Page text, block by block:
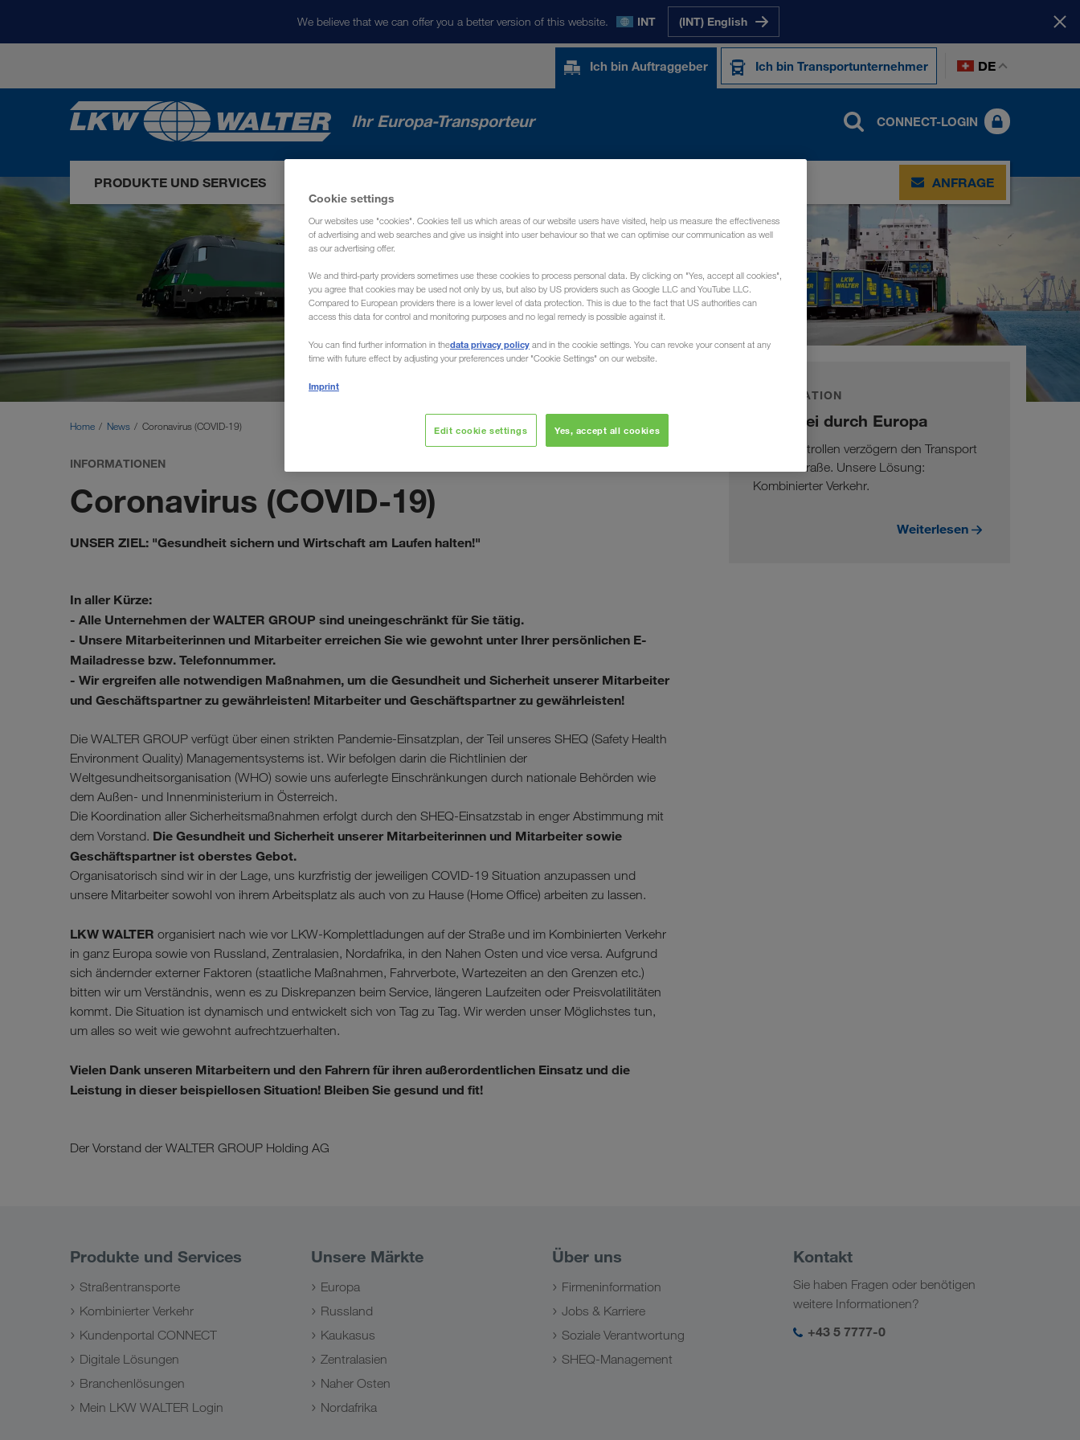
We believe that we can offer you a better version of this website. INT (INT) English
Ich bin Auftraggeber Ich bin Transportunternehmer DE
Ihr Europa-Transporteur CONNECT-LOGIN
PRODUKTE UND SERVICES ANFRAGE
Home News Coronavirus (COVID-19)
INFORMATIONEN
Coronavirus (COVID-19)
UNSER ZIEL: "Gesundheit sichern und Wirtschaft am Laufen halten!"
In aller Kürze:
- Alle Unternehmen der WALTER GROUP sind uneingeschränkt für Sie tätig.
- Unsere Mitarbeiterinnen und Mitarbeiter erreichen Sie wie gewohnt unter Ihrer persönlichen E-
Mailadresse bzw. Telefonnummer.
- Wir ergreifen alle notwendigen Maßnahmen, um die Gesundheit und Sicherheit unserer Mitarbeiter
und Geschäftspartner zu gewährleisten! Mitarbeiter und Geschäftspartner zu gewährleisten!
Die WALTER GROUP verfügt über einen strikten Pandemie-Einsatzplan, der Teil unseres SHEQ (Safety Health
Environment Quality) Managementsystems ist. Wir befolgen darin die Richtlinien der
Weltgesundheitsorganisation (WHO) sowie uns auferlegte Einschränkungen durch nationale Behörden wie
dem Außen- und Innenministerium in Österreich.
Die Koordination aller Sicherheitsmaßnahmen erfolgt durch den SHEQ-Einsatzstab in enger Abstimmung mit
dem Vorstand. Die Gesundheit und Sicherheit unserer Mitarbeiterinnen und Mitarbeiter sowie
Geschäftspartner ist oberstes Gebot.
Organisatorisch sind wir in der Lage, uns kurzfristig der jeweiligen COVID-19 Situation anzupassen und
unsere Mitarbeiter sowohl von ihrem Arbeitsplatz als auch von zu Hause (Home Office) arbeiten zu lassen.
LKW WALTER organisiert nach wie vor LKW-Komplettladungen auf der Straße und im Kombinierten Verkehr
in ganz Europa sowie von Russland, Zentralasien, Nordafrika, in den Nahen Osten und vice versa. Aufgrund
sich ändernder externer Faktoren (staatliche Maßnahmen, Fahrverbote, Wartezeiten an den Grenzen etc.)
bitten wir um Verständnis, wenn es zu Diskrepanzen beim Service, längeren Laufzeiten oder Preisvolatilitäten
kommt. Die Situation ist dynamisch und entwickelt sich von Tag zu Tag. Wir werden unser Möglichstes tun,
um alles so weit wie gewohnt aufrechtzuerhalten.
Vielen Dank unseren Mitarbeitern und den Fahrern für ihren außerordentlichen Einsatz und die
Leistung in dieser beispiellosen Situation! Bleiben Sie gesund und fit!
Der Vorstand der WALTER GROUP Holding AG
INFORMATION
Stau-frei durch Europa
Grenzkontrollen verzögern den Transport
auf der Straße. Unsere Lösung:
Kombinierter Verkehr.
Weiterlesen
Produkte und Services
Straßentransporte
Kombinierter Verkehr
Kundenportal CONNECT
Digitale Lösungen
Branchenlösungen
Mein LKW WALTER Login
Unsere Märkte
Europa
Russland
Kaukasus
Zentralasien
Naher Osten
Nordafrika
Über uns
Firmeninformation
Jobs & Karriere
Soziale Verantwortung
SHEQ-Management
Kontakt
Sie haben Fragen oder benötigen
weitere Informationen?
+43 5 7777-0
Cookie settings
Our websites use "cookies". Cookies tell us which areas of our website users have visited, help us measure the effectiveness
of advertising and web searches and give us insight into user behaviour so that we can optimise our communication as well
as our advertising offer.
We and third-party providers sometimes use these cookies to process personal data. By clicking on "Yes, accept all cookies",
you agree that cookies may be used not only by us, but also by US providers such as Google LLC and YouTube LLC.
Compared to European providers there is a lower level of data protection. This is due to the fact that US authorities can
access this data for control and monitoring purposes and no legal remedy is possible against it.
You can find further information in thedata privacy policy and in the cookie settings. You can revoke your consent at any
time with future effect by adjusting your preferences under "Cookie Settings" on our website.
Imprint
Edit cookie settings Yes, accept all cookies